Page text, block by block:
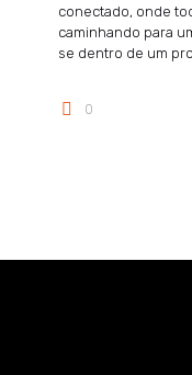
conectado, onde
caminhando para
se dentro de um
0